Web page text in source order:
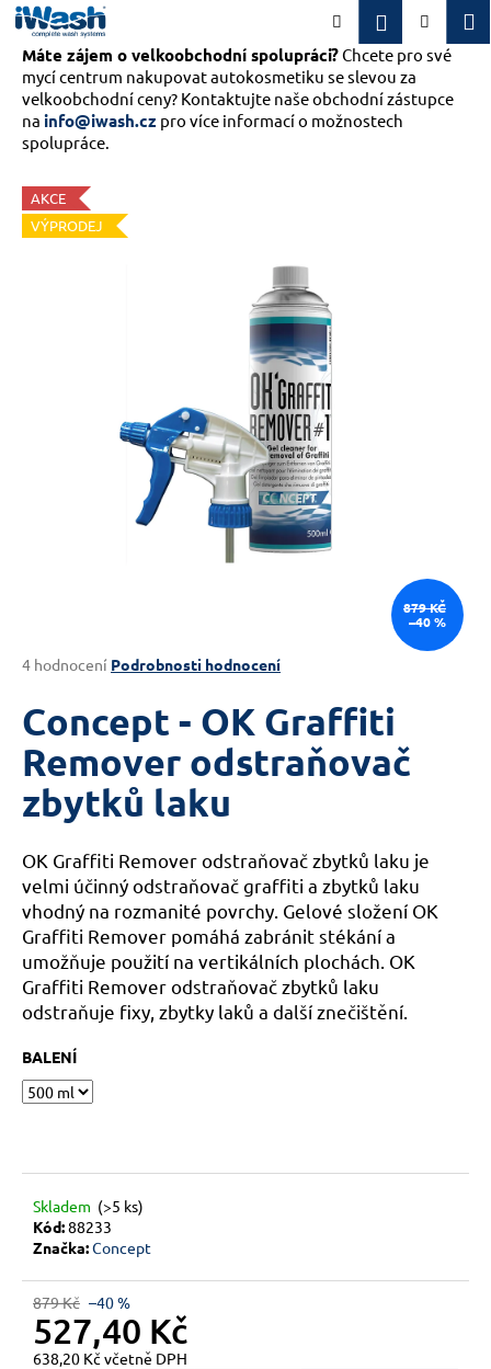
Přejít
obsah
Hledat Přihlášení
Nákupní
košík
Průměrné
produktu
je
4,8
hvězdiček.
4 hodnocení Podrobnosti hodnocení
Concept - OK Graffiti
Remover odstraňovač
zbytků laku
OK Graffiti Remover odstraňovač zbytků laku je
velmi účinný odstraňovač graffiti a zbytků laku
vhodný na rozmanité povrchy. Gelové složení OK
Graffiti Remover pomáhá zabránit stékání a
umožňuje použití na vertikálních plochách. OK
Graffiti Remover odstraňovač zbytků laku
odstraňuje fixy, zbytky laků a další znečištění.
BALENÍ
Skladem (>5 ks)
Kód:88233
Značka:Concept
879 Kč –40 %
527,40 Kč
638,20 Kč včetně DPH
AKCE
VÝPRODEJ
879 KČ
–40 %
Máte zájem o velkoobchodní spolupráci?Chcete pro své
mycí centrum nakupovat autokosmetiku se slevou za
velkoobchodní ceny? Kontaktujte naše obchodní zástupce
na info@iwash.cz pro více informací o možnostech
spolupráce.
K
Zpět
Zpět
C
o
o
t
o
p
o
r
u
č
u
e
m
e